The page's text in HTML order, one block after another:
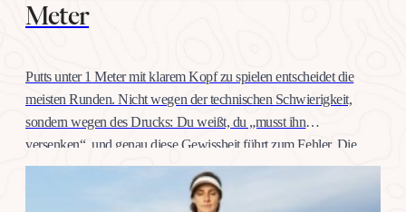
Meter
Putts unter 1 Meter mit klarem Kopf zu spielen entscheidet die
meisten Runden. Nicht wegen der technischen Schwierigkeit,
sondern wegen des Drucks: Du weißt, du „musst ihn
versenken“, und genau diese Gewissheit führt zum Fehler. Die
gute Nachricht: Selbstvertrauen auf dieser Distanz trainiert man
wie jeden anderen Schlag, mit konkreten Übungen, nicht mit